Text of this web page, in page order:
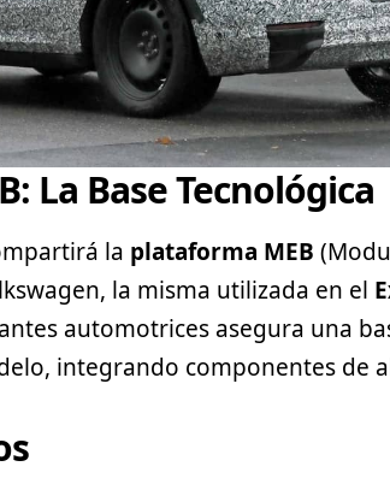
La Base Tecnológica
la plataforma MEB
, la misma utilizada en el
automotrices asegura una
integrando componentes de